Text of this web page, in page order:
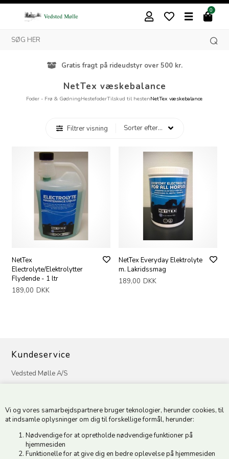
Vi og vores samarbejdspartnere bruger teknologier, herunder cookies, til
at indsamle oplysninger om dig til forskellige formål, herunder:
Nødvendige for at opretholde nødvendige funktioner på
hjemmesiden
Funktionelle for at give dig en bedre oplevelse på hjemmesiden
0
Gratis fragt på rideudstyr over 500 kr.
NetTex væskebalance
Foder - Frø & GødningHestefoderTilskud til hestenNetTex væskebalance
Filtrer visning
NetTex
Electrolyte/Elektrolytter
Flydende - 1 ltr
189,00 DKK
NetTex Everyday Elektrolyte
m. Lakridssmag
189,00 DKK
Kundeservice
Vedsted Mølle A/S
CVR 49879415 Mailvedstedmoelle@post.tele.dk
Åbningstider: Man-Fre 9.00-17.00 | Middagslukket 12.00-12.30 |
Lørdag 9.00-12.00